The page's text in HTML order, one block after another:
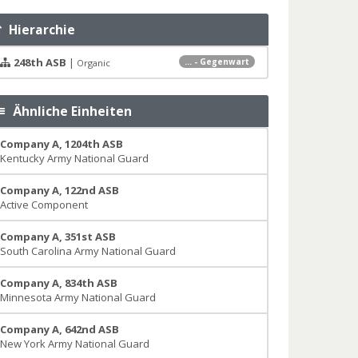
Hierarchie
... - Gegenwart
248th ASB | Organic
Ähnliche Einheiten
Company A, 1204th ASB
Kentucky Army National Guard
Company A, 122nd ASB
Active Component
Company A, 351st ASB
South Carolina Army National Guard
Company A, 834th ASB
Minnesota Army National Guard
Company A, 642nd ASB
New York Army National Guard